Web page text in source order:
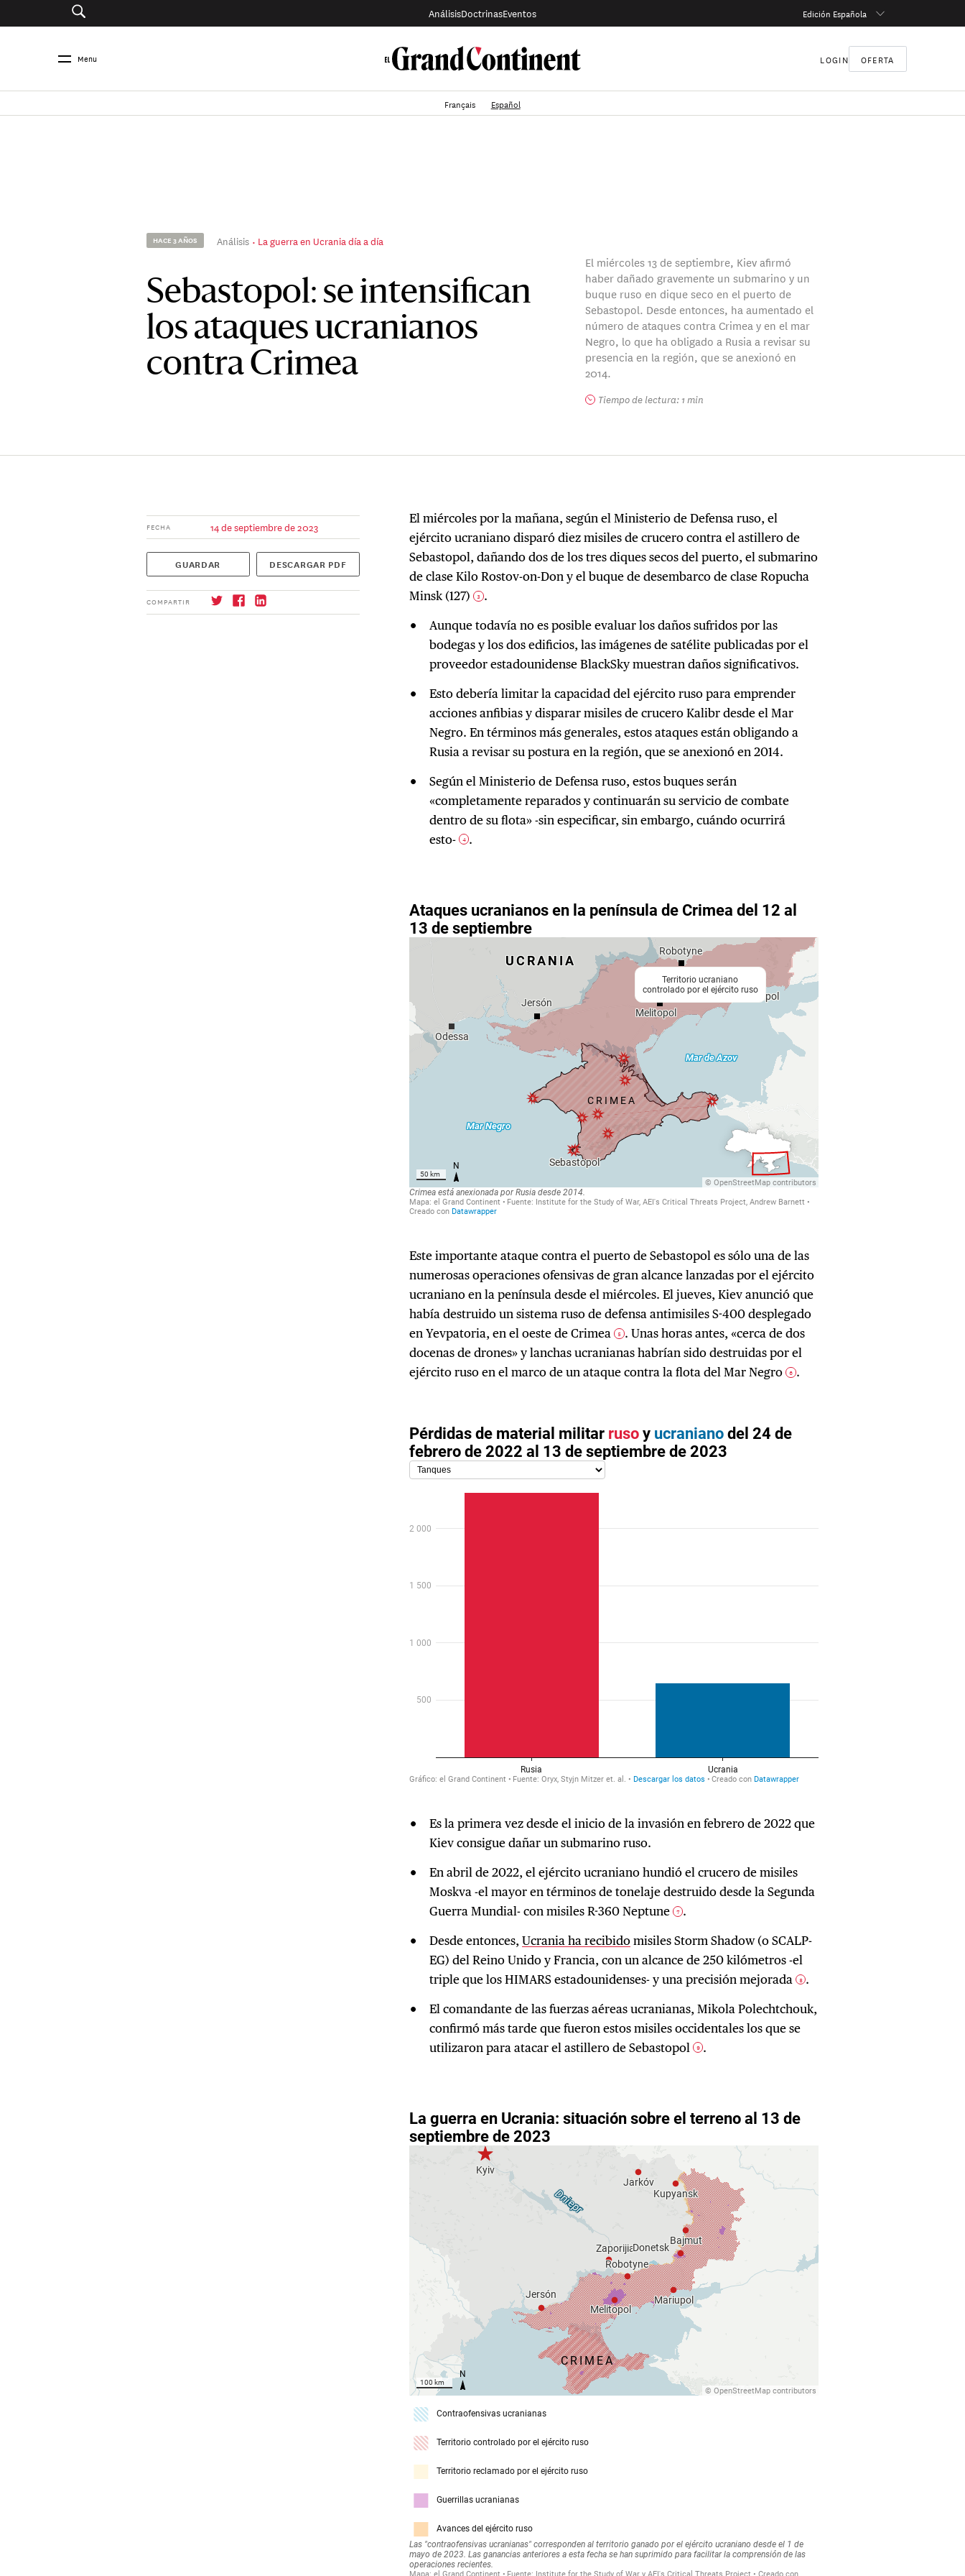
AnálisisDoctrinasEventos Edición Española
Menu LOGIN OFERTA
Français Español
HACE 3 AÑOS Análisis La guerra en Ucrania día a día
Sebastopol: se intensifican
los ataques ucranianos
contra Crimea
El miércoles 13 de septiembre, Kiev afirmó
haber dañado gravemente un submarino y un
buque ruso en dique seco en el puerto de
Sebastopol. Desde entonces, ha aumentado el
número de ataques contra Crimea y en el mar
Negro, lo que ha obligado a Rusia a revisar su
presencia en la región, que se anexionó en
2014.
Tiempo de lectura: 1 min
FECHA 14 de septiembre de 2023
GUARDAR DESCARGAR PDF
COMPARTIR
El miércoles por la mañana, según el Ministerio de Defensa ruso, el
ejército ucraniano disparó diez misiles de crucero contra el astillero de
Sebastopol, dañando dos de los tres diques secos del puerto, el submarino
de clase Kilo Rostov-on-Don y el buque de desembarco de clase Ropucha
Minsk (127) 3 .
Aunque todavía no es posible evaluar los daños sufridos por las
bodegas y los dos edificios, las imágenes de satélite publicadas por el
proveedor estadounidense BlackSky muestran daños significativos.
Esto debería limitar la capacidad del ejército ruso para emprender
acciones anfibias y disparar misiles de crucero Kalibr desde el Mar
Negro. En términos más generales, estos ataques están obligando a
Rusia a revisar su postura en la región, que se anexionó en 2014.
Según el Ministerio de Defensa ruso, estos buques serán
«completamente reparados y continuarán su servicio de combate
dentro de su flota» -sin especificar, sin embargo, cuándo ocurrirá
esto- 4 .
Este importante ataque contra el puerto de Sebastopol es sólo una de las
numerosas operaciones ofensivas de gran alcance lanzadas por el ejército
ucraniano en la península desde el miércoles. El jueves, Kiev anunció que
había destruido un sistema ruso de defensa antimisiles S-400 desplegado
en Yevpatoria, en el oeste de Crimea 5 . Unas horas antes, «cerca de dos
docenas de drones» y lanchas ucranianas habrían sido destruidas por el
ejército ruso en el marco de un ataque contra la flota del Mar Negro 6 .
Es la primera vez desde el inicio de la invasión en febrero de 2022 que
Kiev consigue dañar un submarino ruso.
En abril de 2022, el ejército ucraniano hundió el crucero de misiles
Moskva -el mayor en términos de tonelaje destruido desde la Segunda
Guerra Mundial- con misiles R-360 Neptune 7 .
Desde entonces, Ucrania ha recibidomisiles Storm Shadow (o SCALP-
EG) del Reino Unido y Francia, con un alcance de 250 kilómetros -el
triple que los HIMARS estadounidenses- y una precisión mejorada
8 .
El comandante de las fuerzas aéreas ucranianas, Mikola Polechtchouk,
confirmó más tarde que fueron estos misiles occidentales los que se
utilizaron para atacar el astillero de Sebastopol
9 .